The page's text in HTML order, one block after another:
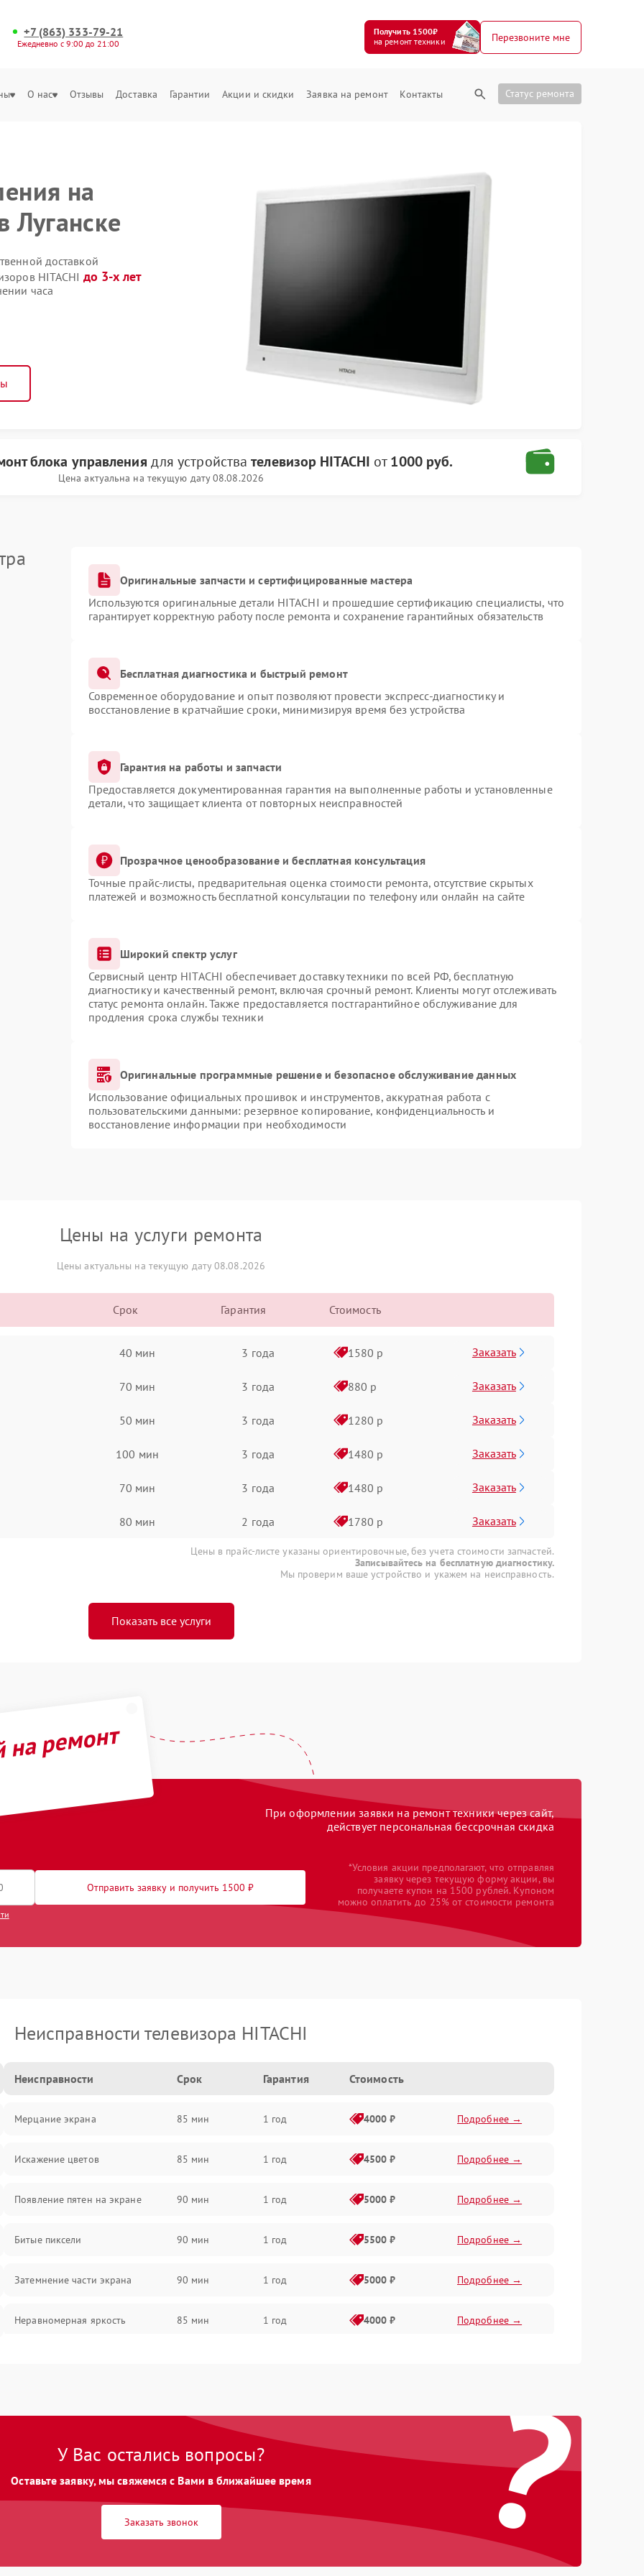
+7 (863) 333-79-21
Ежедневно с 9:00 до 21:00
Получить 1500₽
на ремонт техники
Перезвоните мне
О нас Отзывы Доставка Гарантии Акции и скидки Заявка на ремонт Контакты Статус ремонта
на
Луганске
доставкой
HITACHI до 3-х лет
часа
блока управления для устройствателевизор HITACHI от1000 руб.
Цена актуальна на текущую дату 08.08.2026
Оригинальные запчасти и сертифицированные мастера
Используются оригинальные детали HITACHI и прошедшие сертификацию специалисты, что
гарантирует корректную работу после ремонта и сохранение гарантийных обязательств
Бесплатная диагностика и быстрый ремонт
Современное оборудование и опыт позволяют провести экспресс-диагностику и
восстановление в кратчайшие сроки, минимизируя время без устройства
Гарантия на работы и запчасти
Предоставляется документированная гарантия на выполненные работы и установленные
детали, что защищает клиента от повторных неисправностей
Прозрачное ценообразование и бесплатная консультация
Точные прайс-листы, предварительная оценка стоимости ремонта, отсутствие скрытых
платежей и возможность бесплатной консультации по телефону или онлайн на сайте
Широкий спектр услуг
Сервисный центр HITACHI обеспечивает доставку техники по всей РФ, бесплатную
диагностику и качественный ремонт, включая срочный ремонт. Клиенты могут отслеживать
статус ремонта онлайн. Также предоставляется постгарантийное обслуживание для
продления срока службы техники
Оригинальные программные решение и безопасное обслуживание данных
Использование официальных прошивок и инструментов, аккуратная работа с
пользовательскими данными: резервное копирование, конфиденциальность и
восстановление информации при необходимости
Цены на услуги ремонта
Цены актуальны на текущую дату 08.08.2026
Срок Гарантия Стоимость
40 мин 3 года 1580 р Заказать
70 мин 3 года 880 р Заказать
50 мин 3 года 1280 р Заказать
100 мин 3 года 1480 р Заказать
70 мин 3 года 1480 р Заказать
80 мин 2 года 1780 р Заказать
Цены в прайс-листе указаны ориентировочные, без учета стоимости запчастей.
Записывайтесь на бесплатную диагностику.
Мы проверим ваше устройство и укажем на неисправность.
Показать все услуги
ремонт
При оформлении заявки на ремонт техники через сайт,
действует персональная бессрочная скидка
Отправить заявку и получить 1500 ₽
*Условия акции предполагают, что отправляя
заявку через текущую форму акции, вы
получаете купон на 1500 рублей. Купоном
можно оплатить до 25% от стоимости ремонта
Неисправности телевизора HITACHI
Неисправности Срок Гарантия Стоимость
Мерцание экрана 85 мин 1 год 4000 ₽ Подробнее →
Искажение цветов 85 мин 1 год 4500 ₽ Подробнее →
Появление пятен на экране 90 мин 1 год 5000 ₽ Подробнее →
Битые пиксели 90 мин 1 год 5500 ₽ Подробнее →
Затемнение части экрана 90 мин 1 год 5000 ₽ Подробнее →
Неравномерная яркость 85 мин 1 год 4000 ₽ Подробнее →
?
У Вас остались вопросы?
Оставьте заявку, мы свяжемся с Вами в ближайшее время
Заказать звонок